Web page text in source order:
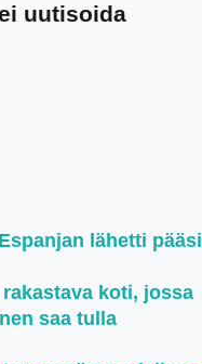
uutisoida
lähetti pääsi
koti, jossa
saa tulla